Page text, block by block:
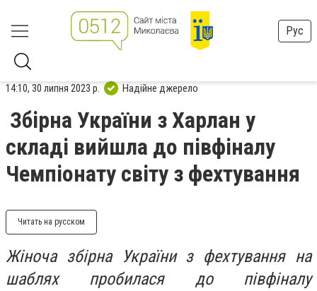
Рус
14:10, 30 липня 2023 р. Надійне джерело
Збірна України з Харлан у
складі вийшла до півфіналу
Чемпіонату світу з фехтування
Читать на русском
Жіноча збірна України з фехтування на
шаблях пробилася до півфіналу